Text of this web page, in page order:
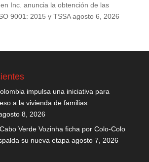
Inc. anuncia la obtención de las
9001: 2015 y TSSA agosto 6, 2026
impulsa una iniciativa para
a la vivienda de familias
8, 2026
Verde Vozinha ficha por Colo-Colo
su nueva etapa agosto 7, 2026